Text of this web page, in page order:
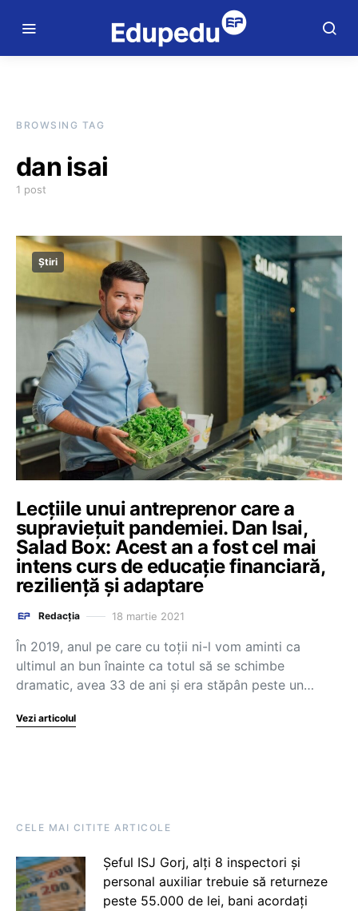
BROWSING TAG
dan isai
1 post
Știri
Lecțiile unui antreprenor care a
supraviețuit pandemiei. Dan Isai,
Salad Box: Acest an a fost cel mai
intens curs de educație financiară,
reziliență și adaptare
Redacția 18 martie 2021
În 2019, anul pe care cu toții ni-l vom aminti ca
ultimul an bun înainte ca totul să se schimbe
dramatic, avea 33 de ani și era stăpân peste un…
Vezi articolul
CELE MAI CITITE ARTICOLE
Șeful ISJ Gorj, alți 8 inspectori și
personal auxiliar trebuie să returneze
peste 55.000 de lei, bani acordați